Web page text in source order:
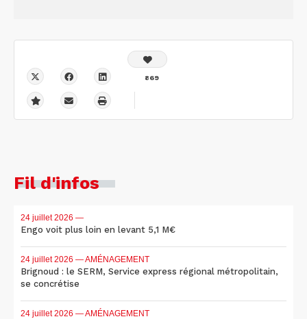
869
Fil d'infos
24 juillet 2026 —
Engo voit plus loin en levant 5,1 M€
24 juillet 2026 — AMÉNAGEMENT
Brignoud : le SERM, Service express régional métropolitain,
se concrétise
24 juillet 2026 — AMÉNAGEMENT